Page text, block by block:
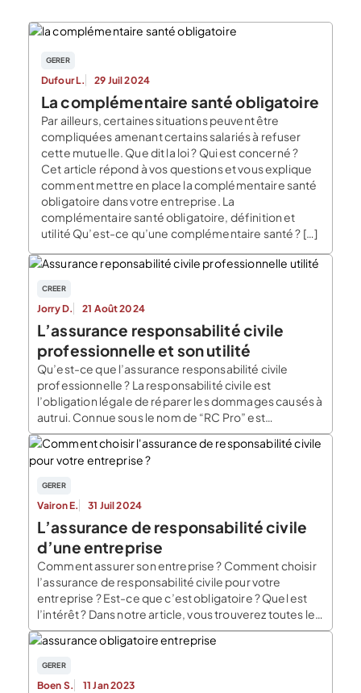
GERER
Dufour L. 29 Juil 2024
La complémentaire santé obligatoire
Par ailleurs, certaines situations peuvent être
compliquées amenant certains salariés à refuser
cette mutuelle. Que dit la loi ? Qui est concerné ?
Cet article répond à vos questions et vous explique
comment mettre en place la complémentaire santé
obligatoire dans votre entreprise. La
complémentaire santé obligatoire, définition et
utilité Qu’est-ce qu’une complémentaire santé ? […]
CREER
Jorry D. 21 Août 2024
L’assurance responsabilité civile
professionnelle et son utilité
Qu’est-ce que l’assurance responsabilité civile
professionnelle ? La responsabilité civile est
l’obligation légale de réparer les dommages causés à
autrui. Connue sous le nom de “RC Pro” est
l’assurance qui protège votre entreprise ainsi que vos
salariés en cas de dommages causés par l’un d’entre
eux envers une tierce personne. La responsabilité
civile professionnelle est […]
GERER
Vairon E. 31 Juil 2024
L’assurance de responsabilité civile
d’une entreprise
Comment assurer son entreprise ? Comment choisir
l’assurance de responsabilité civile pour votre
entreprise ? Est-ce que c’est obligatoire ? Quel est
l’intérêt ? Dans notre article, vous trouverez toutes les
réponses à vos questions ! Qu’est-ce qu’une
assurance responsabilité civile pour une entreprise ?
Qu’est-ce que la responsabilité civile ? Ce terme
renvoie à l’obligation […]
GERER
Boen S. 11 Jan 2023